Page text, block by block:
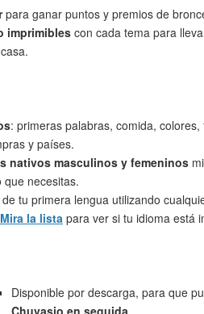
para ganar puntos y premios de
imprimibles con cada tema para
: primeras palabras, comida,
y países.
nativos masculinos y femeninos
que necesitas.
tu primera lengua utilizando
Mira la lista para ver si tu idioma está
Disponible por descarga, para que
Chuvasio en seguida